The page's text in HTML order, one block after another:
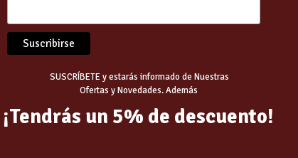
ESPONJA RUBINET
MIXTA……………
650x470x580
Fort Fenix SZ-
2026)
13.20€
SUSCRÍBETE y estarás informado de Nuestras
Ofertas y Novedades. Además
¡Tendrás un 5% de descuento!